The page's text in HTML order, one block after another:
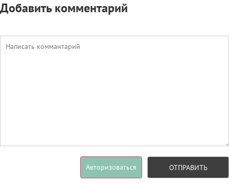
Добавить комментарий
Авторизоваться ОТПРАВИТЬ